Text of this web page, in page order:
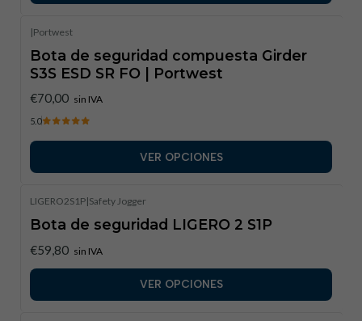
|Portwest
Bota de seguridad compuesta Girder
S3S ESD SR FO | Portwest
€70,00 sin IVA
5.0
VER OPCIONES
LIGERO2S1P|Safety Jogger
Bota de seguridad LIGERO 2 S1P
€59,80 sin IVA
VER OPCIONES